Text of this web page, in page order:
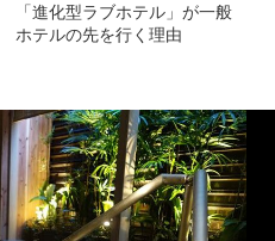
「進化型ラブホテル」が一般
ホテルの先を行く理由